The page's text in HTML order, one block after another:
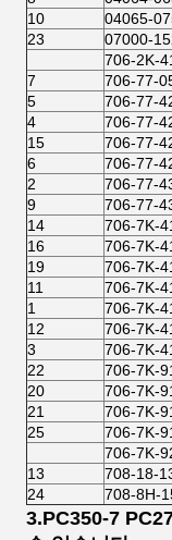
10
04065-
23
07000-
706-2K-
7
706-77-
5
706-77-
4
706-77-
15
706-77-
6
706-77-
2
706-77-
9
706-77-
14
706-7K-
16
706-7K-
19
706-7K-
11
706-7K-
1
706-7K-
12
706-7K-
3
706-7K-
22
706-7K-
20
706-7K-
21
706-7K-
25
706-7K-
706-7K-
13
708-18-
24
708-8H-
3.PC350-7